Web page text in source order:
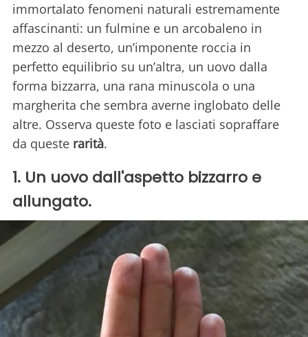
immortalato fenomeni naturali estremamente
affascinanti: un fulmine e un arcobaleno in
mezzo al deserto, un’imponente roccia in
perfetto equilibrio su un’altra, un uovo dalla
forma bizzarra, una rana minuscola o una
margherita che sembra averne inglobato delle
altre. Osserva queste foto e lasciati sopraffare
da queste rarità.
1. Un uovo dall'aspetto bizzarro e
allungato.